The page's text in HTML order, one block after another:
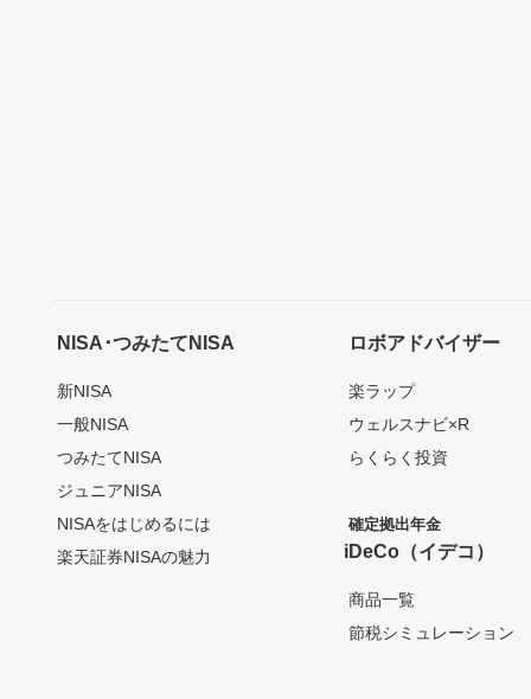
NISA･つみたてNISA
新NISA
一般NISA
つみたてNISA
ジュニアNISA
NISAをはじめるには
楽天証券NISAの魅力
ロボアドバイザー
楽ラップ
ウェルスナビ×R
らくらく投資
確定拠出年金
iDeCo（イデコ）
商品一覧
節税シミュレーション